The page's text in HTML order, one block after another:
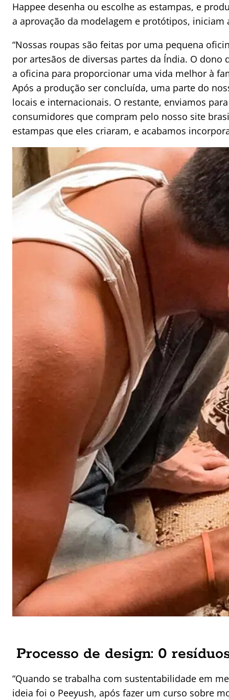
Happee desenha ou escolhe as estampas, e
a aprovação da modelagem e protótipos, iniciam
“Nossas roupas são feitas por uma pequena
por artesãos de diversas partes da Índia. O
a oficina para proporcionar uma vida melhor à
Após a produção ser concluída, uma parte do
locais e internacionais. O restante, enviamos
consumidores que compram pelo nosso site
estampas que eles criaram, e acabamos
Processo de design: 0
“Quando se trabalha com sustentabilidade em
ideia foi o Peeyush, após fazer um curso sobre